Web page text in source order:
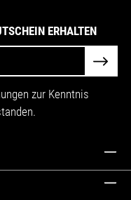
ERHALTEN
zur Kenntnis